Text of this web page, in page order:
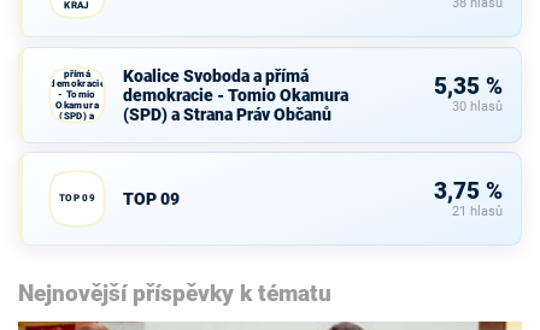
KRAJ
Koalice
přímá
demokracie
- Tomio
Okamura
(SPD) a
Strana Práv
Koalice Svoboda a přímá
demokracie - Tomio Okamura
(SPD) a Strana Práv Občanů
5,35 %
30 hlasů
TOP 09 TOP 09 3,75 %
21 hlasů
Nejnovější příspěvky k tématu